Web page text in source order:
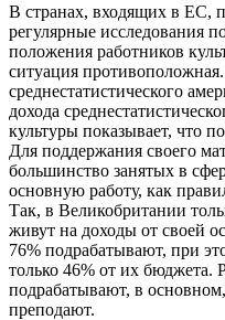
В странах, входящих в ЕС,
регулярные исследования
положения работников
ситуация
среднестатистического
дохода
культуры показывает, что
Для поддержания своего
большинство занятых в
основную работу, как
Так, в Великобритании
живут на доходы от своей
76% подрабатывают, при
только 46% от их бюджета.
подрабатывают, в
преподают.